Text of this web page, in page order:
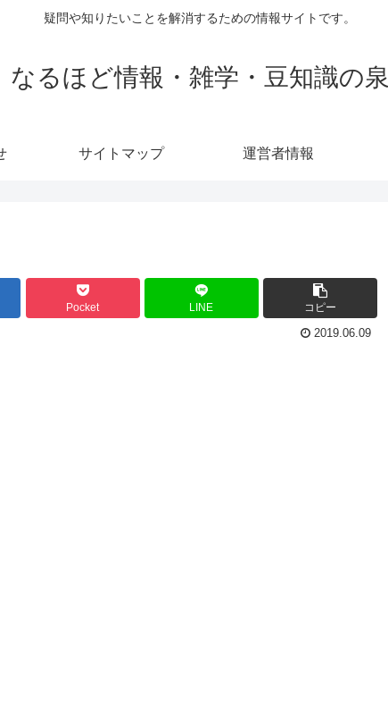
疑問や知りたいことを解消するための情報サイトです。
なるほど情報・雑学・豆知識の泉
サイトマップ 運営者情報
Pocket LINE コピー
2019.06.09